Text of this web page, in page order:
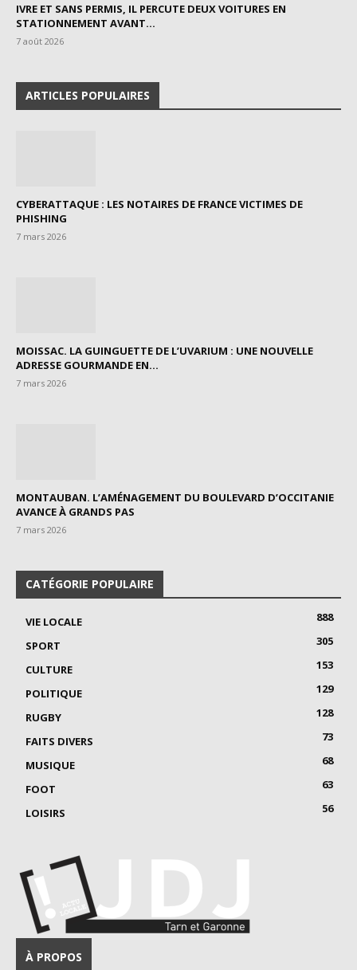
IVRE ET SANS PERMIS, IL PERCUTE DEUX VOITURES EN
STATIONNEMENT AVANT...
7 août 2026
ARTICLES POPULAIRES
CYBERATTAQUE : LES NOTAIRES DE FRANCE VICTIMES DE
PHISHING
7 mars 2026
MOISSAC. LA GUINGUETTE DE L’UVARIUM : UNE NOUVELLE
ADRESSE GOURMANDE EN...
7 mars 2026
MONTAUBAN. L’AMÉNAGEMENT DU BOULEVARD D’OCCITANIE
AVANCE À GRANDS PAS
7 mars 2026
CATÉGORIE POPULAIRE
VIE LOCALE
888
SPORT
305
CULTURE
153
POLITIQUE
129
RUGBY
128
FAITS DIVERS
73
MUSIQUE
68
FOOT
63
LOISIRS
56
À PROPOS